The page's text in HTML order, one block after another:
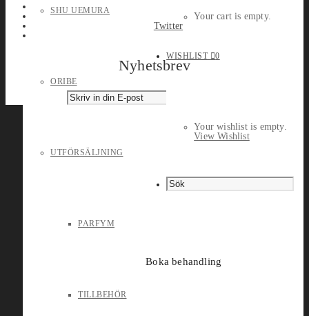
SHU UEMURA
ORIBE
UTFÖRSÄLJNING
PARFYM
TILLBEHÖR
Your cart is empty.
WISHLIST 0
Your wishlist is empty.
View Wishlist
Boka behandling
Twitter
Nyhetsbrev